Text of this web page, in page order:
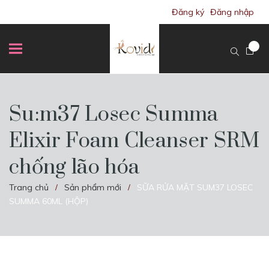
Đăng ký Đăng nhập
Su:m37 Losec Summa
Elixir Foam Cleanser SRM
chống lão hóa
Trang chủ / Sản phẩm mới /
SỮA RỬA MẶT SUM37 LOSEC
SUMMA 60ML (HỘP)